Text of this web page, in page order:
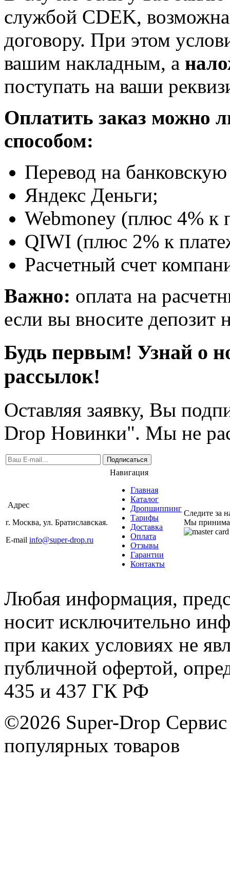
службой CDEK,
договору. При этом
вашим накладным, а
поступать на ваши
Оплатить заказ можно
способом:
Перевод на
Яндекс Деньги;
Webmoney (плюс 4% к
QIWI (плюс 2% к
Расчетный счет
Важно: оплата на
если вы вносите депозит
Будь первым! Узнай о
рассылок!
Оставляя заявку, Вы
Drop Новинки". Мы не
Подписаться
Адрес
г. Москва, ул. Братиславская.
E-mail info@super-drop.ru
Навигация
Главная
Каталог
Дропшиппинг
Тарифы
Доставка
Оплата
Отзывы
Гарантии
Контакты
Следите за
Мы
Любая информация,
носит исключительно
при каких условиях не
публичной офертой,
435 и 437 ГК РФ
©2026 Super-Drop
популярных товаров